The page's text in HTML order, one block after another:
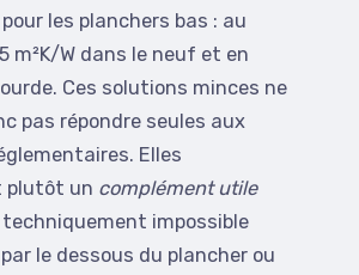
les planchers bas : au
m²K/W dans le neuf et en
Ces solutions minces ne
pas répondre seules aux
Elles
plutôt un complément utile
techniquement impossible
le dessous du plancher ou